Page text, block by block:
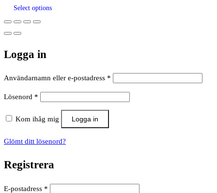
Select options
Logga in
Användarnamn eller e-postadress *
Lösenord *
Kom ihåg mig Logga in
Glömt ditt lösenord?
Registrera
E-postadress *